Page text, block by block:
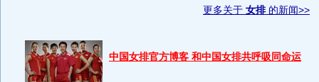
更多关于 女排的新闻>>
中国女排官方博客 和中国女排共呼吸同命运